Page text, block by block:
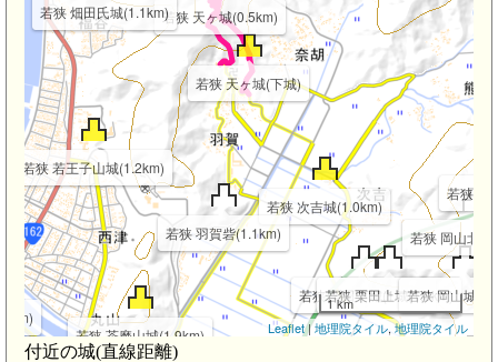
若狭 天ヶ城(下城)
若狭 天ヶ城(0.5km)
若狭 次吉城(1.0km)
若狭 羽賀砦(1.1km)
若狭 畑田氏城(1.1km)
若狭 若王子山城(1.2km)
若狭 栗田下城(1.7km)
若狭 栗田上城(1.8km)
若狭 岡山北城
若狭 茶磨山城(1.9km)
若狭 熊
若狭 岡山城
1 km
Leaflet|地理院タイル,地理院タイル
付近の城(直線距離)